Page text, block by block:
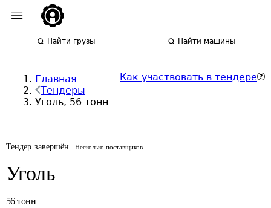
Найти грузы Найти машины
Главная
Тендеры
Уголь, 56 тонн
Как участвовать в тендере
Тендер завершён Несколько поставщиков
Уголь
56 тонн